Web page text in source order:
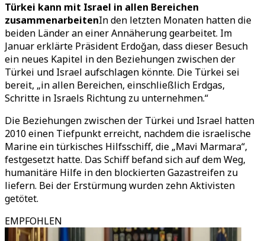
Türkei kann mit Israel in allen Bereichen
zusammenarbeitenIn den letzten Monaten hatten die
beiden Länder an einer Annäherung gearbeitet. Im
Januar erklärte Präsident Erdoğan, dass dieser Besuch
ein neues Kapitel in den Beziehungen zwischen der
Türkei und Israel aufschlagen könnte. Die Türkei sei
bereit, „in allen Bereichen, einschließlich Erdgas,
Schritte in Israels Richtung zu unternehmen.“
Die Beziehungen zwischen der Türkei und Israel hatten
2010 einen Tiefpunkt erreicht, nachdem die israelische
Marine ein türkisches Hilfsschiff, die „Mavi Marmara“,
festgesetzt hatte. Das Schiff befand sich auf dem Weg,
humanitäre Hilfe in den blockierten Gazastreifen zu
liefern. Bei der Erstürmung wurden zehn Aktivisten
getötet.
EMPFOHLEN